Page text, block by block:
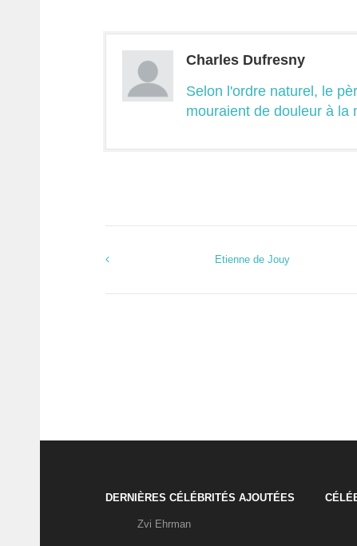
Charles Dufresny
Selon l'ordre naturel, le
mouraient de douleur à la
Etienne de Jouy
DERNIÈRES CÉLÉBRITÉS AJOUTÉES
Zvi Ehrman